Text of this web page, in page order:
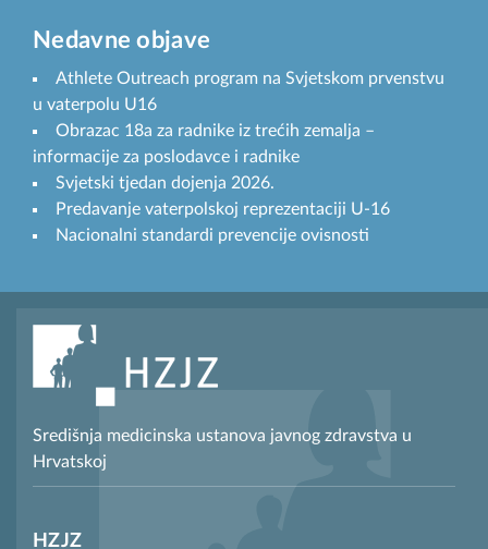
Nedavne objave
Athlete Outreach program na Svjetskom prvenstvu
u vaterpolu U16
Obrazac 18a za radnike iz trećih zemalja –
informacije za poslodavce i radnike
Svjetski tjedan dojenja 2026.
Predavanje vaterpolskoj reprezentaciji U-16
Nacionalni standardi prevencije ovisnosti
Središnja medicinska ustanova javnog zdravstva u
Hrvatskoj
HZJZ